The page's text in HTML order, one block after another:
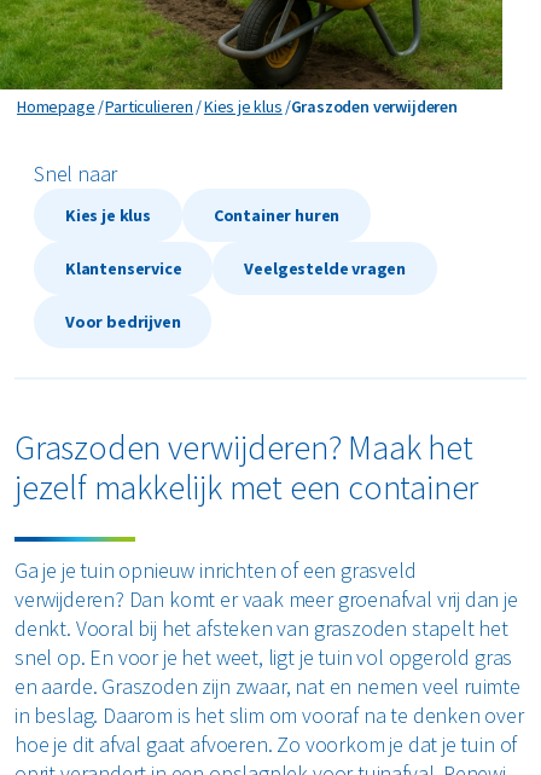
Kozijnen vervangen
Meubels afvoeren
Tegels verwijderen
Traprenovatie
Verbouwing
Vloer verwijderen
Zolder opruimen
Bekijk alle klussen
Homepage Particulieren Kies je klus Graszoden verwijderen
Graszoden verwijderen
Snel naar
Kies je klus Container huren
Klantenservice Veelgestelde vragen
Voor bedrijven
Graszoden verwijderen? Maak het
jezelf makkelijk met een container
Ga je je tuin opnieuw inrichten of een grasveld
verwijderen? Dan komt er vaak meer groenafval vrij dan je
denkt. Vooral bij het afsteken van graszoden stapelt het
snel op. En voor je het weet, ligt je tuin vol opgerold gras
en aarde. Graszoden zijn zwaar, nat en nemen veel ruimte
in beslag. Daarom is het slim om vooraf na te denken over
hoe je dit afval gaat afvoeren. Zo voorkom je dat je tuin of